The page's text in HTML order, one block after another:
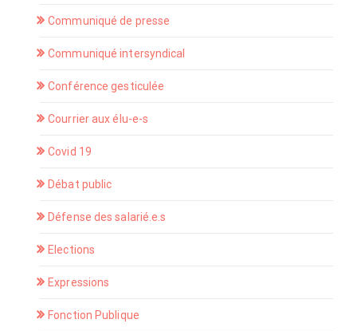
Communiqué de presse
Communiqué intersyndical
Conférence gesticulée
Courrier aux élu-e-s
Covid 19
Débat public
Défense des salarié.e.s
Elections
Expressions
Fonction Publique